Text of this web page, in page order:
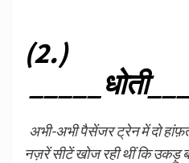
(2.)
_____धोती____
अभी-अभी पैसेंजर ट्रेन में दो
नज़रें सीटें खोज रही थीं कि उकड़ू